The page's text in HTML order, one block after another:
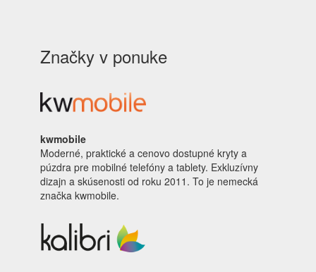
Značky v ponuke
kwmobile
Moderné, praktické a cenovo dostupné kryty a
púzdra pre mobilné telefóny a tablety. Exkluzívny
dizajn a skúsenosti od roku 2011. To je nemecká
značka kwmobile.